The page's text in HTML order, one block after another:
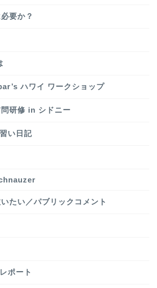
要か？
ハワイ ワークショップ
研修 in シドニー
い日記
たい／パブリックコメント
ポート